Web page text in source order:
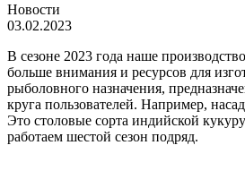
Новости
03.02.2023
В сезоне 2023 года наше
больше внимания и ресурсов для
рыболовного назначения,
круга пользователей. Например,
Это столовые сорта индийской
работаем шестой сезон подряд.